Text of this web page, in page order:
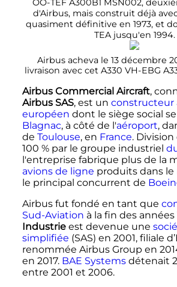
d'Airbus, mais construit déjà
quasiment définitive en 1973, et
TEA jusqu'en 1994.
Airbus acheva le 13 décembre
livraison avec cet A330 VH-EBG
Airbus Commercial Aircraft,
Airbus SAS, est un constructeur
européen dont le siège social
Blagnac, à côté de l'aéroport,
de Toulouse, en France.
100 % par le groupe industriel
l'entreprise fabrique plus de la
avions de ligne produits dans
le principal concurrent de
Airbus fut fondé en tant que
Sud-Aviation à la fin des années
Industrieest devenue une
simplifiée (SAS) en 2001, filiale
renommée Airbus Group en
en 2017. BAE Systemsdétenait
entre 2001 et 2006.